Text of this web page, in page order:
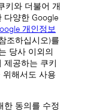
키와 더불어 개
다양한 Google
개인정보
조하십시오)를
당사 이외의
제공하는 쿠키
위해서도 사용
한 동의를 수정